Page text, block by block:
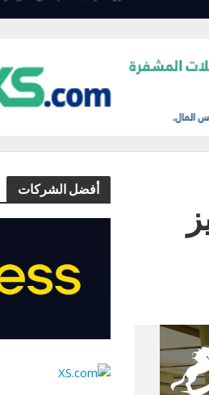
أفضل الشركات